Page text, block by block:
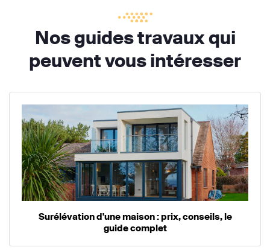
Nos guides travaux qui
peuvent vous intéresser
Surélévation d'une maison : prix, conseils, le
guide complet